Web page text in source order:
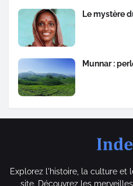
Le mystère
Munnar :
Explorez l'histoire, la culture et
site. Découvrez les